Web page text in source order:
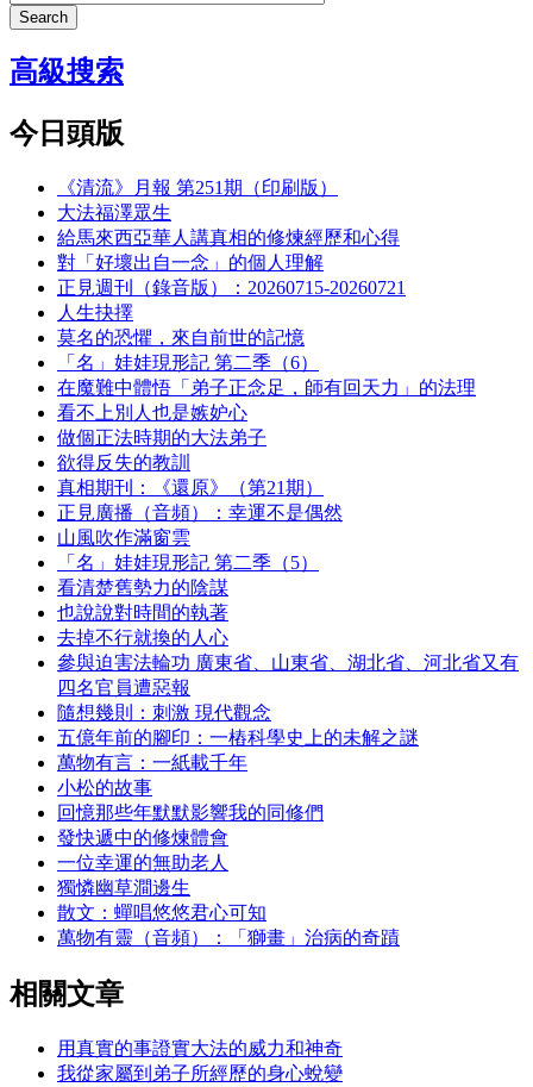
Search
高級搜索
今日頭版
《清流》月報 第251期（印刷版）
大法福澤眾生
給馬來西亞華人講真相的修煉經歷和心得
對「好壞出自一念」的個人理解
正見週刊（錄音版）：20260715-20260721
人生抉擇
莫名的恐懼，來自前世的記憶
「名」娃娃現形記 第二季（6）
在魔難中體悟「弟子正念足，師有回天力」的法理
看不上別人也是嫉妒心
做個正法時期的大法弟子
欲得反失的教訓
真相期刊：《還原》（第21期）
正見廣播（音頻）：幸運不是偶然
山風吹作滿窗雲
「名」娃娃現形記 第二季（5）
看清楚舊勢力的陰謀
也說說對時間的執著
去掉不行就換的人心
參與迫害法輪功 廣東省、山東省、湖北省、河北省又有
四名官員遭惡報
隨想幾則：刺激 現代觀念
五億年前的腳印：一樁科學史上的未解之謎
萬物有言：一紙載千年
小松的故事
回憶那些年默默影響我的同修們
發快遞中的修煉體會
一位幸運的無助老人
獨憐幽草澗邊生
散文：蟬唱悠悠君心可知
萬物有靈（音頻）：「獅畫」治病的奇蹟
相關文章
用真實的事證實大法的威力和神奇
我從家屬到弟子所經歷的身心蛻變